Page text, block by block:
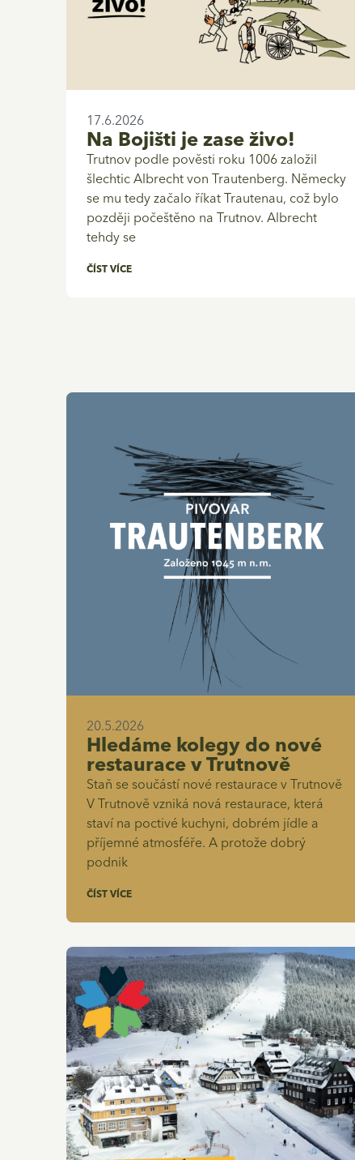
17.6.2026
Na Bojišti je zase živo!
Trutnov podle pověsti roku 1006 založil
šlechtic Albrecht von Trautenberg. Německy
se mu tedy začalo říkat Trautenau, což bylo
později počeštěno na Trutnov. Albrecht
tehdy se
ČÍST VÍCE
20.5.2026
Hledáme kolegy do nové
restaurace v Trutnově
Staň se součástí nové restaurace v Trutnově
V Trutnově vzniká nová restaurace, která
staví na poctivé kuchyni, dobrém jídle a
příjemné atmosféře. A protože dobrý
podnik
ČÍST VÍCE